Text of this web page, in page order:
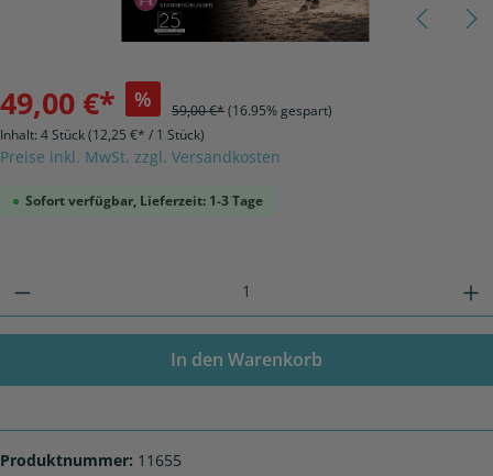
49,00 €* % 59,00 €*(16.95% gespart)
Inhalt: 4 Stück(12,25 €* / 1 Stück)
Preise inkl. MwSt. zzgl. Versandkosten
Sofort verfügbar, Lieferzeit: 1-3 Tage
In den Warenkorb
Produktnummer: 11655